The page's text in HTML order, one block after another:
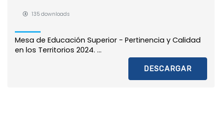
135 downloads
Mesa de Educación Superior - Pertinencia y Calidad
en los Territorios 2024. ...
DESCARGAR